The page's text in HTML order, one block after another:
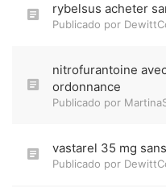
rybelsus acheter
Publicado por
nitrofurantoine
ordonnance
Publicado por
vastarel 35 mg
Publicado por